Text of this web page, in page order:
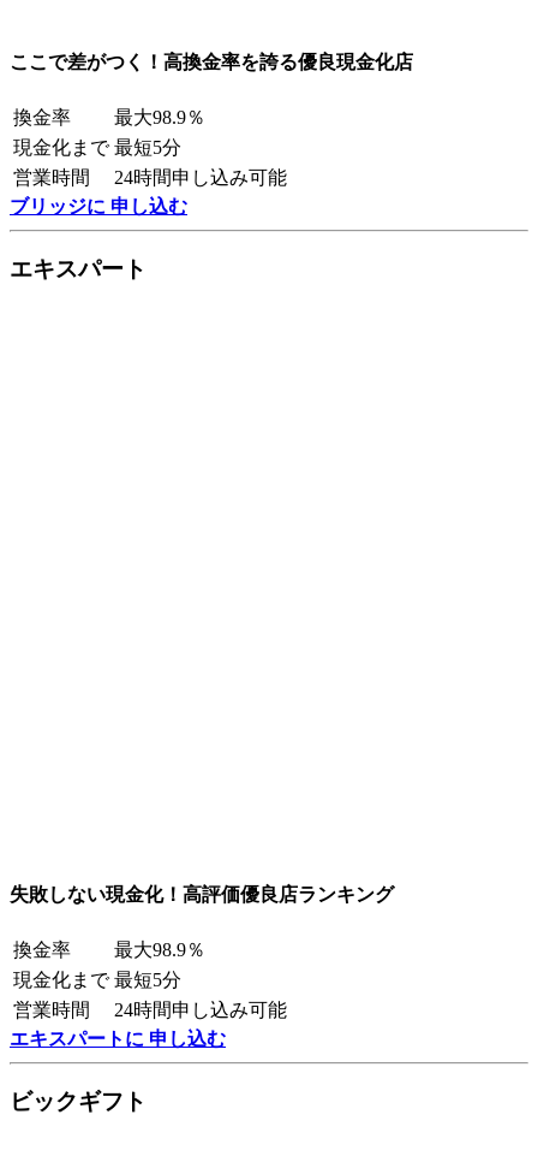
ここで差がつく！高換金率を誇る優良現金化店
換金率
最大98.9％
現金化まで 最短5分
営業時間
24時間申し込み可能
ブリッジに 申し込む
エキスパート
失敗しない現金化！高評価優良店ランキング
換金率
最大98.9％
現金化まで 最短5分
営業時間
24時間申し込み可能
エキスパートに 申し込む
ビックギフト